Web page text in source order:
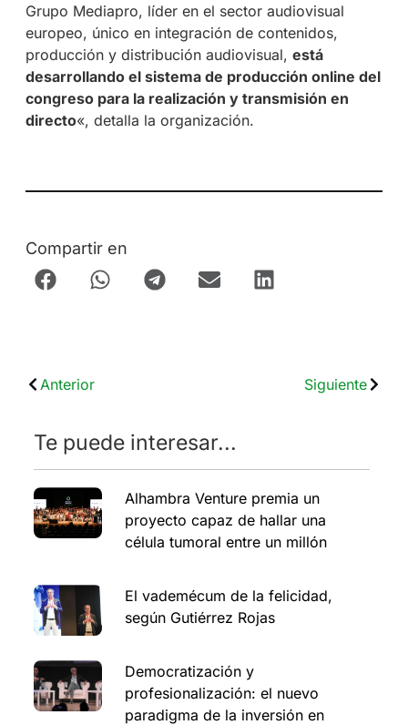
Grupo Mediapro, líder en el sector audiovisual
europeo, único en integración de contenidos,
producción y distribución audiovisual, está
desarrollando el sistema de producción online del
congreso para la realización y transmisión en
directo«, detalla la organización.
Compartir en
Anterior Siguiente
Te puede interesar...
Alhambra Venture premia un
proyecto capaz de hallar una
célula tumoral entre un millón
El vademécum de la felicidad,
según Gutiérrez Rojas
Democratización y
profesionalización: el nuevo
paradigma de la inversión en